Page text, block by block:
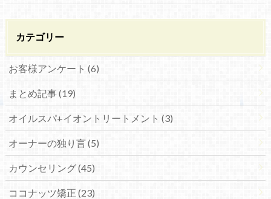
カテゴリー
お客様アンケート (6)
まとめ記事 (19)
オイルスパ+イオントリートメント (3)
オーナーの独り言 (5)
カウンセリング (45)
ココナッツ矯正 (23)